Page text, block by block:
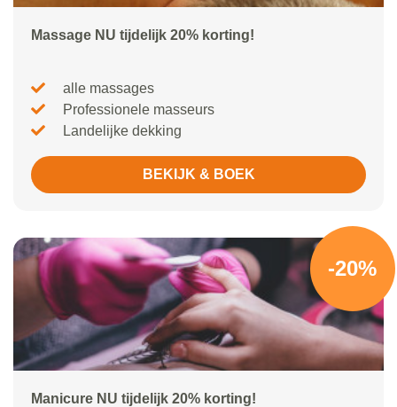
Massage NU tijdelijk 20% korting!
alle massages
Professionele masseurs
Landelijke dekking
BEKIJK & BOEK
-20%
Manicure NU tijdelijk 20% korting!